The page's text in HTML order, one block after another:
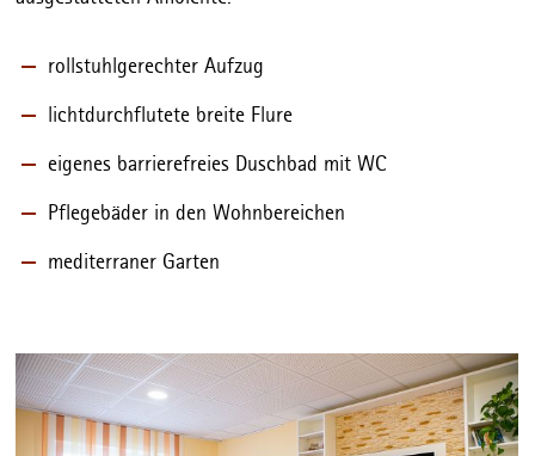
rollstuhlgerechter Aufzug
lichtdurchflutete breite Flure
eigenes barrierefreies Duschbad mit WC
Pflegebäder in den Wohnbereichen
mediterraner Garten